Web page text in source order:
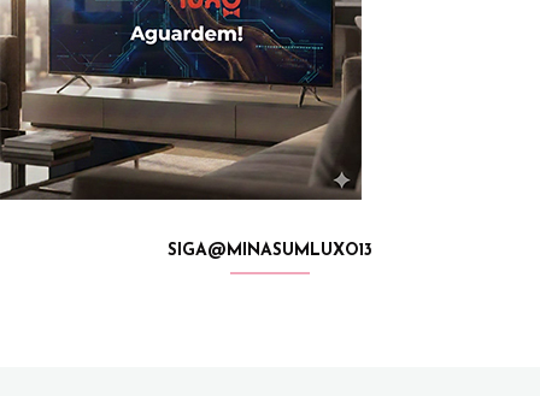
SIGA@MINASUMLUXO13